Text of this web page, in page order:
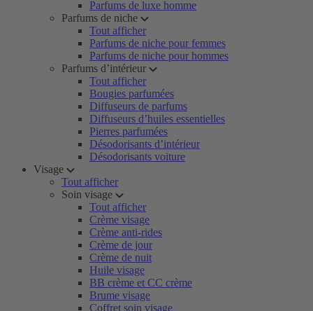
Parfums de luxe homme
Parfums de niche
Tout afficher
Parfums de niche pour femmes
Parfums de niche pour hommes
Parfums d’intérieur
Tout afficher
Bougies parfumées
Diffuseurs de parfums
Diffuseurs d’huiles essentielles
Pierres parfumées
Désodorisants d’intérieur
Désodorisants voiture
Visage
Tout afficher
Soin visage
Tout afficher
Crème visage
Crème anti-rides
Crème de jour
Crème de nuit
Huile visage
BB crème et CC crème
Brume visage
Coffret soin visage